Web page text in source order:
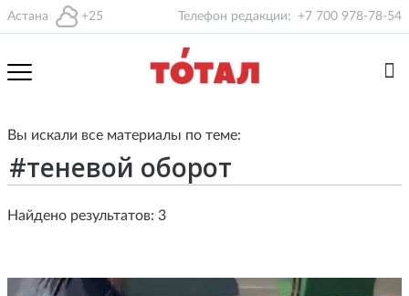
Астана +25 Телефон редакции: +7 700 978-78-54
Вы искали все материалы по теме:
Найдено результатов: 3